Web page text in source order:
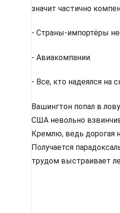
значит частично
- Страны-импортёры
- Авиакомпании.
- Все, кто надеялся на
Вашингтон попал в
США невольно
Кремлю, ведь дорогая
Получается
трудом выстраивает